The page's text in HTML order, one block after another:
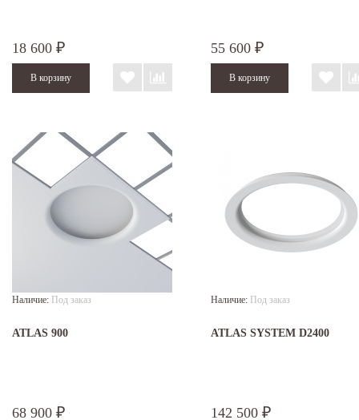
18 600 ₽ 55 600 ₽
Наличие: Под заказ
ATLAS 900
68 900 ₽
Наличие: Под заказ
ATLAS SYSTEM D2400
142 500 ₽